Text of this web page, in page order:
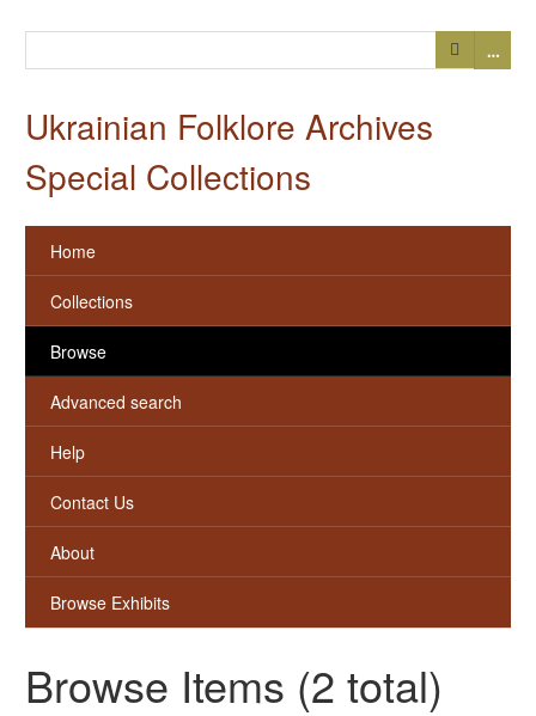
…
Ukrainian Folklore Archives
Special Collections
Home
Collections
Browse
Advanced search
Help
Contact Us
About
Browse Exhibits
Browse Items (2 total)